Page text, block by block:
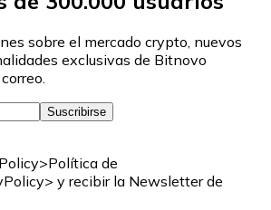
sobre el mercado crypto, nuevos
exclusivas de Bitnovo
Suscribirse
de
y recibir la Newsletter de